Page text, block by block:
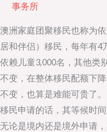
事务所
澳洲家庭团聚移民也称为
居和伴侣）移民，每年有4
依赖儿童3,000名，其他类
不变，在整体移民配额下
不变，也算是难能可贵了
移民申请的话，其等候时
无论是境内还是境外申请
持
不
变